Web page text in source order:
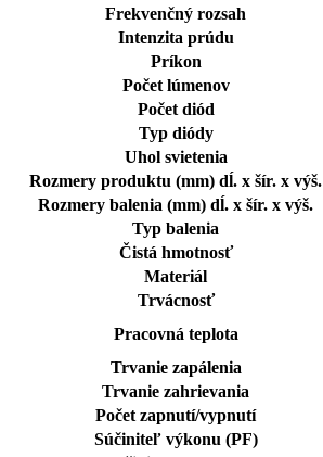
Frekvenčný rozsah
Intenzita prúdu
Príkon
Počet lúmenov
Počet diód
Typ diódy
Uhol svietenia
Rozmery produktu (mm) dĺ. x šír. x výš.
Rozmery balenia (mm) dĺ. x šír. x výš.
Typ balenia
Čistá hmotnosť
Materiál
Trvácnosť
Pracovná teplota
Trvanie zapálenia
Trvanie zahrievania
Počet zapnutí/vypnutí
Súčiniteľ výkonu (PF)